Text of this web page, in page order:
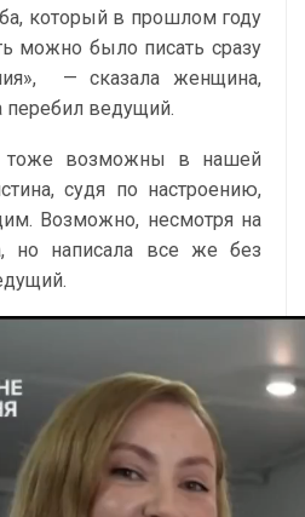
который в прошлом году
можно было писать сразу
— сказала женщина,
ведущий.
тоже возможны в нашей
судя по настроению,
Возможно, несмотря на
но написала все же без